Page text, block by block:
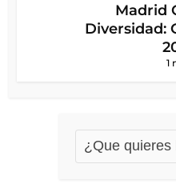
Madrid
Diversidad:
1